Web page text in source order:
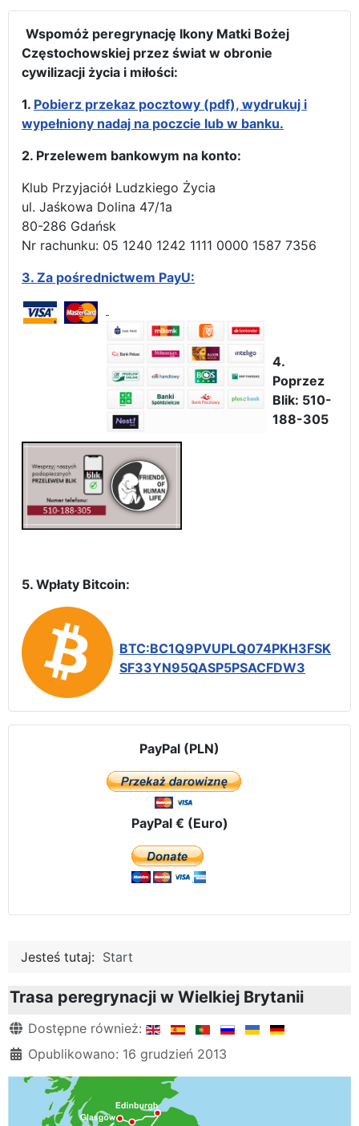
Wspomóż peregrynację Ikony Matki Bożej
Częstochowskiej przez świat w obronie
cywilizacji życia i miłości:
1. Pobierz przekaz pocztowy (pdf), wydrukuj i
wypełniony nadaj na poczcie lub w banku.
2. Przelewem bankowym na konto:
Klub Przyjaciół Ludzkiego Życia
ul. Jaśkowa Dolina 47/1a
80-286 Gdańsk
Nr rachunku: 05 1240 1242 1111 0000 1587 7356
3. Za pośrednictwem PayU:
4.
Poprzez
Blik: 510-
188-305
5. Wpłaty Bitcoin:
BTC:BC1Q9PVUPLQ074PKH3FSK
SF33YN95QASP5PSACFDW3
PayPal (PLN)
PayPal € (Euro)
Jesteś tutaj: Start
Trasa peregrynacji w Wielkiej Brytanii
Szczegóły
Dostępne również:
Opublikowano: 16 grudzień 2013